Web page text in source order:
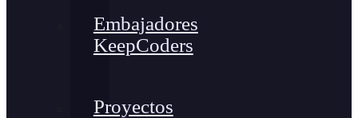
Embajadores
KeepCoders
Proyectos